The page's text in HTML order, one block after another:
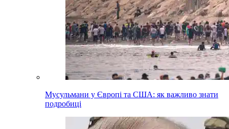
Мусульмани у Європі та США: як важливо знати
подробиці